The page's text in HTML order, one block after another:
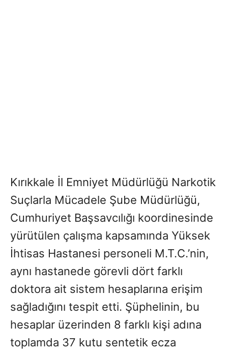
Kırıkkale İl Emniyet Müdürlüğü Narkotik
Suçlarla Mücadele Şube Müdürlüğü,
Cumhuriyet Başsavcılığı koordinesinde
yürütülen çalışma kapsamında Yüksek
İhtisas Hastanesi personeli M.T.C.’nin,
aynı hastanede görevli dört farklı
doktora ait sistem hesaplarına erişim
sağladığını tespit etti. Şüphelinin, bu
hesaplar üzerinden 8 farklı kişi adına
toplamda 37 kutu sentetik ecza